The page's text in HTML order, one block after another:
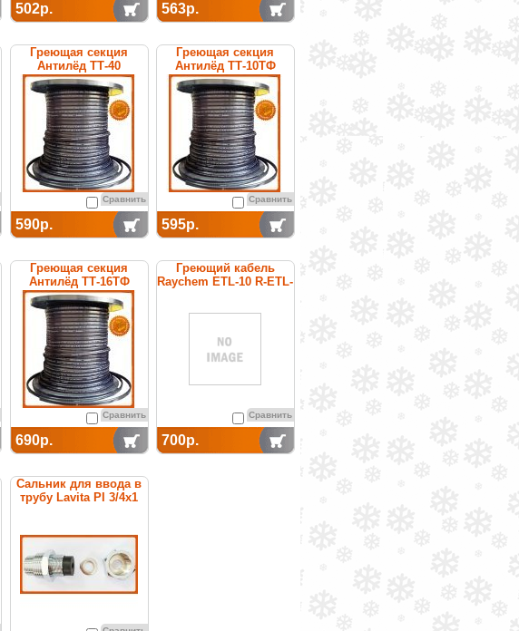
502р. 563р.
Греющая секция
Антилёд ТТ-40
саморегулируемая
Сравнить
590р.
Греющая секция
Антилёд ТТ-10ТФ
саморегулируемая
Сравнить
595р.
Греющая секция
Антилёд ТТ-16ТФ
саморегулируемая
Сравнить
690р.
Греющий кабель
Raychem ETL-10 R-ETL-
замерзания
водопроводных труб
Сравнить
700р.
Сальник для ввода в
трубу Lavita PI 3/4x1